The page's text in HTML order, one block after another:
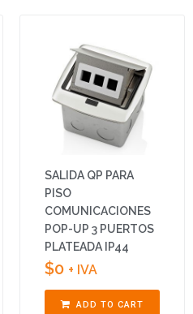
SALIDA QP PARA
PISO
COMUNICACIONES
POP-UP 3 PUERTOS
PLATEADA IP44
$0 + IVA
ADD TO CART